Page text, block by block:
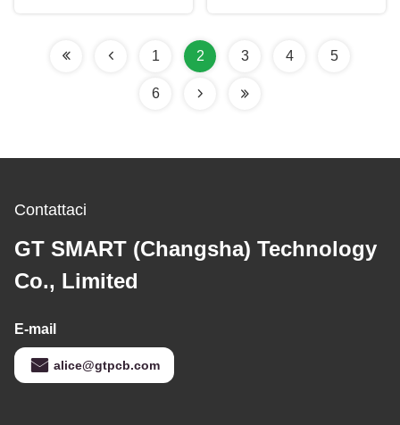
1 2 3 4 5
6
Contattaci
GT SMART (Changsha) Technology
Co., Limited
E-mail
alice@gtpcb.com